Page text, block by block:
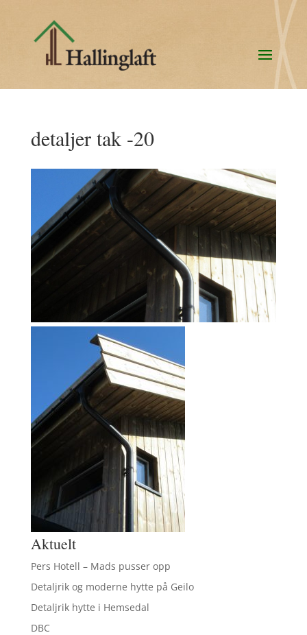
detaljer tak -20
Aktuelt
Pers Hotell – Mads pusser opp
Detaljrik og moderne hytte på Geilo
Detaljrik hytte i Hemsedal
DBC